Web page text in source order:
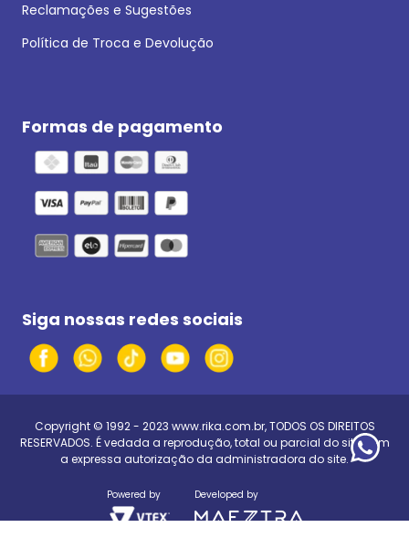
Reclamações e Sugestões
Política de Troca e Devolução
Formas de pagamento
Siga nossas redes sociais
Copyright © 1992 - 2023 www.rika.com.br, TODOS OS DIREITOS
RESERVADOS. É vedada a reprodução, total ou parcial do site, sem
a expressa autorização da administradora do site.
Powered by Developed by